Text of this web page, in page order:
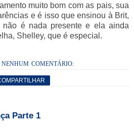
muito bom com as pais, sua
e é isso que ensinou à Brit,
é nada presente e ela ainda
Shelley, que é especial.
NENHUM COMENTÁRIO:
Parte 1